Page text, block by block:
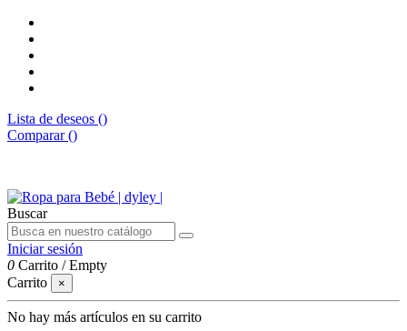
Lista de deseos ()
Comparar ()
Buscar
Iniciar sesión
0 Carrito /Empty
Carrito
×
No hay más artículos en su carrito